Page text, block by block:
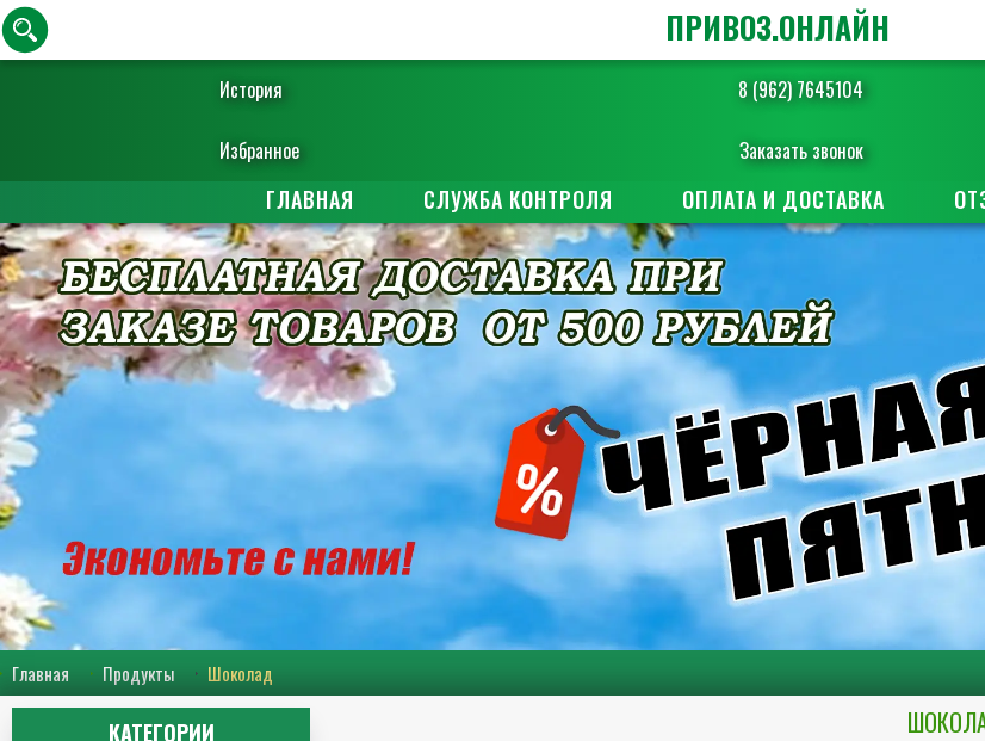
История 8 (962) 7645104
Избранное Заказать звонок
ПРИВОЗ.ОНЛАЙН
ГЛАВНАЯ СЛУЖБА КОНТРОЛЯ ОПЛАТА И ДОСТАВКА
Главная Продукты Шоколад
КАТЕГОРИИ